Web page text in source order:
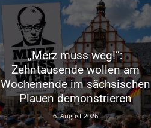
„Merz muss weg!“:
Zehntausende wollen am
Wochenende im sächsischen
Plauen demonstrieren
6. August 2026